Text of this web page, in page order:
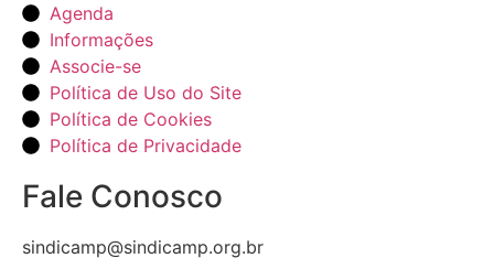
Agenda
Informações
Associe-se
Política de Uso do Site
Política de Cookies
Política de Privacidade
Fale Conosco
sindicamp@sindicamp.org.br